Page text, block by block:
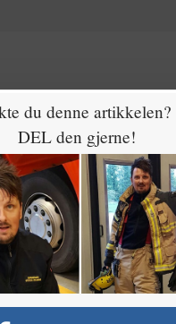
du denne artikkelen?
DEL den gjerne!